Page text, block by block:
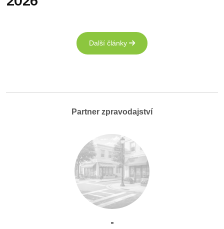
Další články
Partner zpravodajství
-